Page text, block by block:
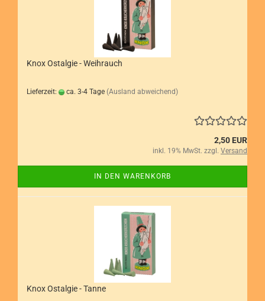
Knox Ostalgie - Weihrauch
Lieferzeit: ca. 3-4 Tage (Ausland abweichend)
2,50 EUR
inkl. 19% MwSt. zzgl. Versand
IN DEN WARENKORB
Knox Ostalgie - Tanne